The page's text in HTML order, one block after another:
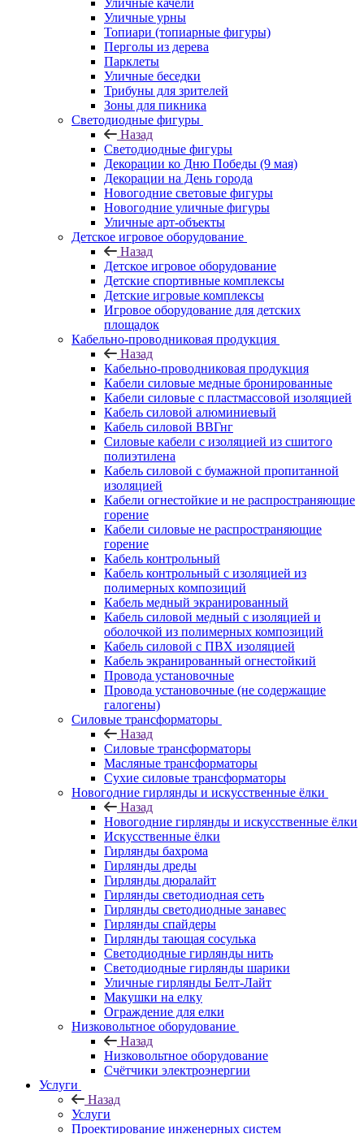
Уличные качели
Уличные урны
Топиари (топиарные фигуры)
Перголы из дерева
Парклеты
Уличные беседки
Трибуны для зрителей
Зоны для пикника
Светодиодные фигуры
Назад
Светодиодные фигуры
Декорации ко Дню Победы (9 мая)
Декорации на День города
Новогодние световые фигуры
Новогодние уличные фигуры
Уличные арт-объекты
Детское игровое оборудование
Назад
Детское игровое оборудование
Детские спортивные комплексы
Детские игровые комплексы
Игровое оборудование для детских
площадок
Кабельно-проводниковая продукция
Назад
Кабельно-проводниковая продукция
Кабели силовые медные бронированные
Кабели силовые с пластмассовой изоляцией
Кабель силовой алюминиевый
Кабель силовой ВВГнг
Силовые кабели с изоляцией из сшитого
полиэтилена
Кабель силовой с бумажной пропитанной
изоляцией
Кабели огнестойкие и не распространяющие
горение
Кабели силовые не распространяющие
горение
Кабель контрольный
Кабель контрольный с изоляцией из
полимерных композиций
Кабель медный экранированный
Кабель силовой медный с изоляцией и
оболочкой из полимерных композиций
Кабель силовой с ПВХ изоляцией
Кабель экранированный огнестойкий
Провода установочные
Провода установочные (не содержащие
галогены)
Силовые трансформаторы
Назад
Силовые трансформаторы
Масляные трансформаторы
Сухие силовые трансформаторы
Новогодние гирлянды и искусственные ёлки
Назад
Новогодние гирлянды и искусственные ёлки
Искусственные ёлки
Гирлянды бахрома
Гирлянды дреды
Гирлянды дюралайт
Гирлянды светодиодная сеть
Гирлянды светодиодные занавес
Гирлянды спайдеры
Гирлянды тающая сосулька
Светодиодные гирлянды нить
Светодиодные гирлянды шарики
Уличные гирлянды Белт-Лайт
Макушки на елку
Ограждение для елки
Низковольтное оборудование
Назад
Низковольтное оборудование
Счётчики электроэнергии
Услуги
Назад
Услуги
Проектирование инженерных систем